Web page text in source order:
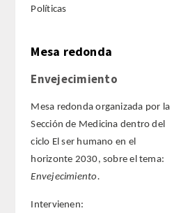
Políticas
Mesa redonda
Envejecimiento
Mesa redonda organizada por la
Sección de Medicina dentro del
ciclo El ser humano en el
horizonte 2030, sobre el tema:
Envejecimiento.
Intervienen: